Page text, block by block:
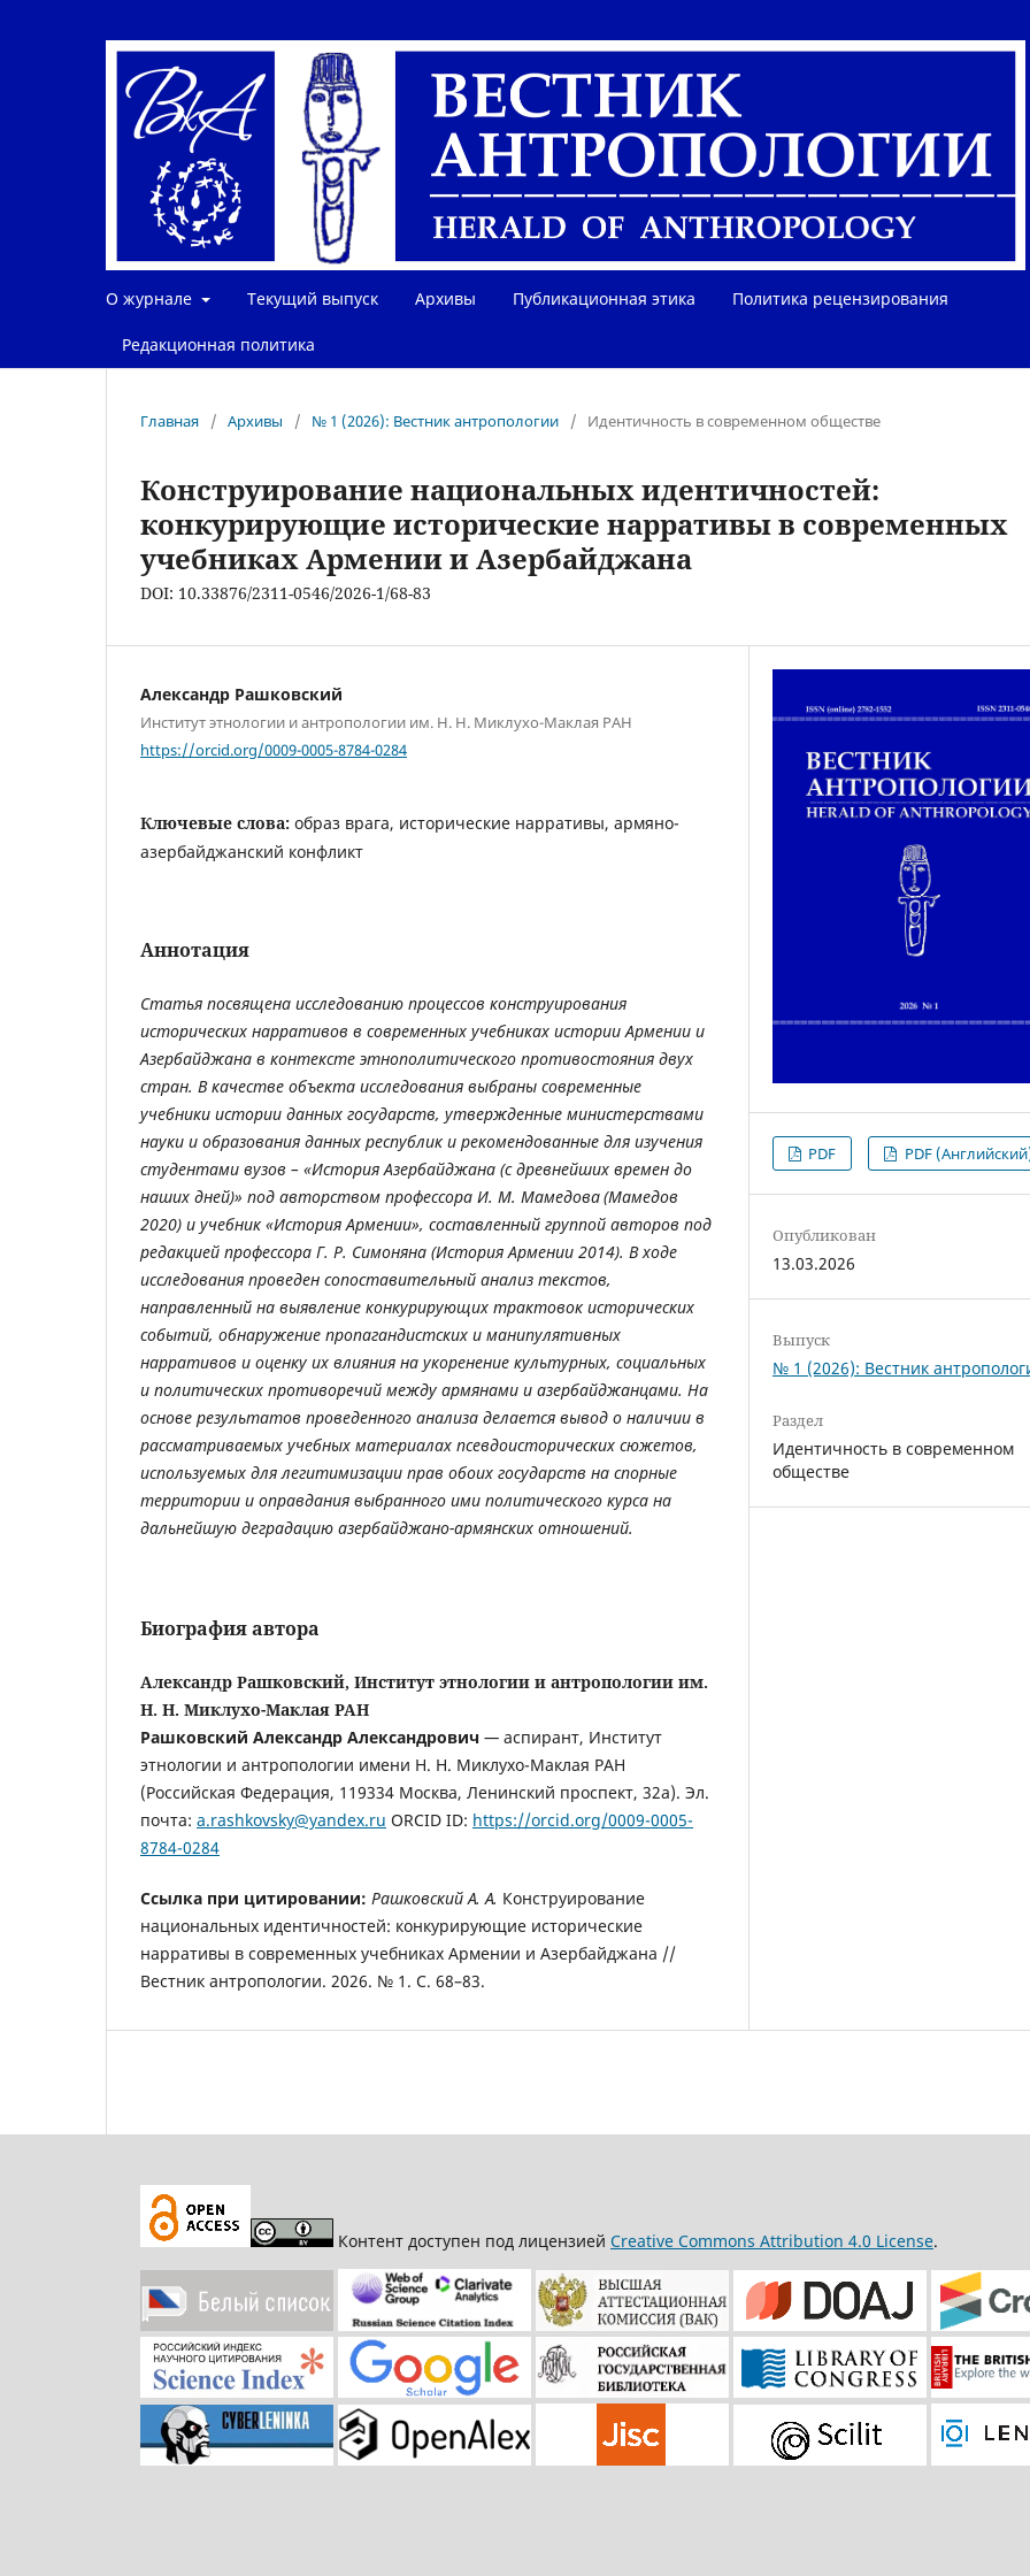
О журнале Текущий выпуск Архивы Публикационная этика Политика рецензирования
Редакционная политика
Главная / Архивы / № 1 (2026): Вестник антропологии / Идентичность в современном обществе
Конструирование национальных идентичностей:
конкурирующие исторические нарративы в современных
учебниках Армении и Азербайджана
DOI: 10.33876/2311-0546/2026-1/68-83
Александр Рашковский
Институт этнологии и антропологии им. Н. Н. Миклухо-Маклая РАН
https://orcid.org/0009-0005-8784-0284
Ключевые слова: образ врага, исторические нарративы, армяно-
азербайджанский конфликт
Аннотация
Статья посвящена исследованию процессов конструирования
исторических нарративов в современных учебниках истории Армении и
Азербайджана в контексте этнополитического противостояния двух
стран. В качестве объекта исследования выбраны современные
учебники истории данных государств, утвержденные министерствами
науки и образования данных республик и рекомендованные для изучения
студентами вузов – «История Азербайджана (с древнейших времен до
наших дней)» под авторством профессора И. М. Мамедова(Мамедов
2020) и учебник «История Армении», составленный группой авторов под
редакцией профессора Г. Р. Симоняна (История Армении 2014). В ходе
исследования проведен сопоставительный анализ текстов,
направленный на выявление конкурирующих трактовок исторических
событий, обнаружение пропагандистских и манипулятивных
нарративов и оценку их влияния на укоренение культурных, социальных
и политических противоречий между армянами и азербайджанцами. На
основе результатов проведенного анализа делается вывод о наличии в
рассматриваемых учебных материалах псевдоисторических сюжетов,
используемых для легитимизации прав обоих государств на спорные
территории и оправдания выбранного ими политического курса на
дальнейшую деградацию азербайджано-армянских отношений.
Биография автора
Александр Рашковский, Институт этнологии и антропологии им.
Н. Н. Миклухо-Маклая РАН
Рашковский Александр Александрович — аспирант, Институт
этнологии и антропологии имени Н. Н. Миклухо-Маклая РАН
(Российская Федерация, 119334 Москва, Ленинский проспект, 32а). Эл.
почта: a.rashkovsky@yandex.ru ORCID ID: https://orcid.org/0009-0005-
8784-0284
Ссылка при цитировании: Рашковский А. А. Конструирование
национальных идентичностей: конкурирующие исторические
нарративы в современных учебниках Армении и Азербайджана //
Вестник антропологии. 2026. № 1. С. 68–83.
PDF PDF
Опубликован
13.03.2026
Выпуск
№ 1 (2026): Вестник
Раздел
Идентичность в современном
обществе
Контент доступен под лицензией Creative Commons Attribution 4.0 License.